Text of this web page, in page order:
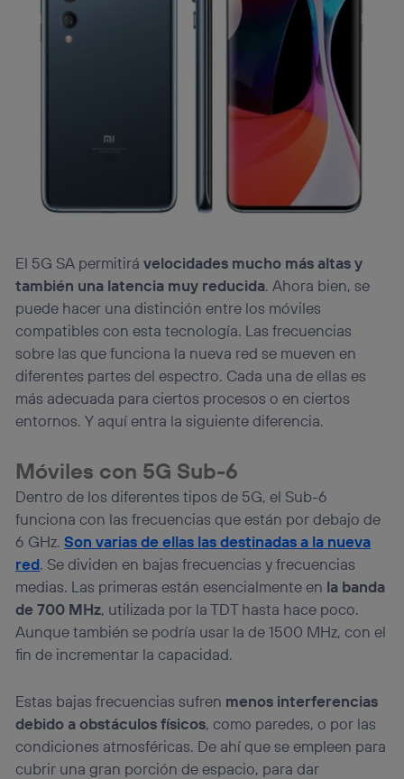
El 5G SA permitirávelocidades mucho más altas y
también una latencia muy reducida. Ahora bien, se
puede hacer una distinción entre los móviles
compatibles con esta tecnología. Las frecuencias
sobre las que funciona la nueva red se mueven en
diferentes partes del espectro. Cada una de ellas es
más adecuada para ciertos procesos o en ciertos
entornos. Y aquí entra la siguiente diferencia.
Móviles con 5G Sub-6
Dentro de los diferentes tipos de 5G, el Sub-6
funciona con las frecuencias que están por debajo de
6 GHz.Son varias de ellas las destinadas a la nueva
red. Se dividen en bajas frecuencias y frecuencias
medias. Las primeras están esencialmente en la banda
de 700 MHz, utilizada por la TDT hasta hace poco.
Aunque también se podría usar la de 1500 MHz, con el
fin de incrementar la capacidad.
Estas bajas frecuencias sufren menos interferencias
debido a obstáculos físicos, como paredes, o por las
condiciones atmosféricas. De ahí que se empleen para
cubrir una gran porción de espacio, para dar